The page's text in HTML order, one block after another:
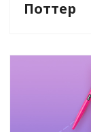
Поттер